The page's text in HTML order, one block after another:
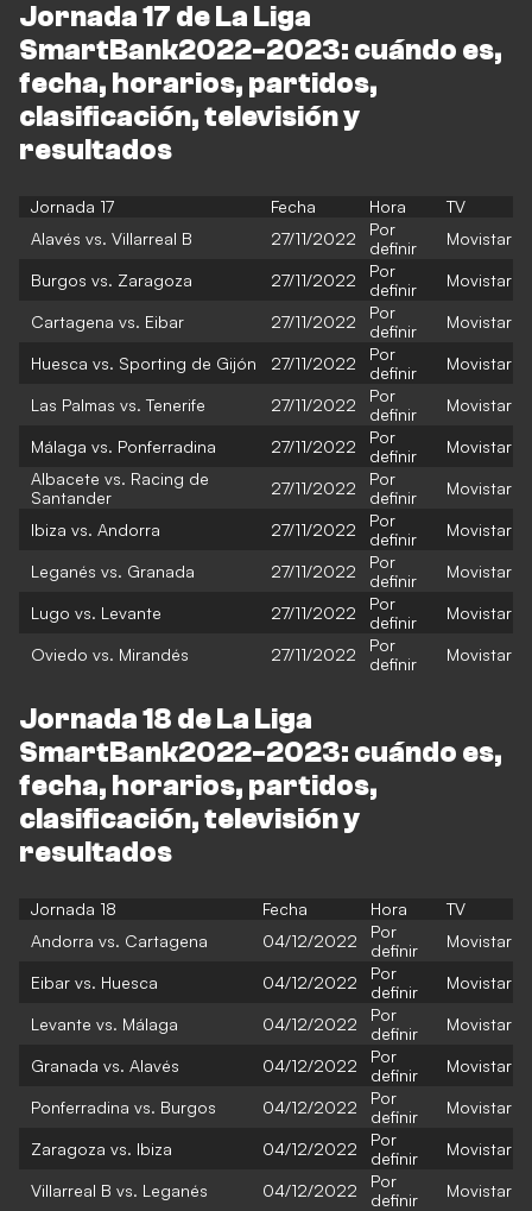
Jornada 17 de La Liga
SmartBank2022-2023: cuándo es,
fecha, horarios, partidos,
clasificación, televisión y
resultados
Jornada 17 Fecha Hora
TV
Alavés vs. Villarreal B
27/11/2022
Por
definir
Movistar
Burgos vs. Zaragoza 27/11/2022
Por
definir
Movistar
Cartagena vs. Eibar 27/11/2022
Por
definir
Movistar
Huesca vs. Sporting de Gijón 27/11/2022
Por
definir
Movistar
Las Palmas vs. Tenerife 27/11/2022
Por
definir
Movistar
Málaga vs. Ponferradina 27/11/2022
Por
definir
Movistar
Albacete vs. Racing de
Santander
27/11/2022
Por
definir
Movistar
Ibiza vs. Andorra 27/11/2022
Por
definir
Movistar
Leganés vs. Granada 27/11/2022
Por
definir
Movistar
Lugo vs. Levante 27/11/2022
Por
definir
Movistar
Oviedo vs. Mirandés 27/11/2022
Por
definir
Movistar
Jornada 18 de La Liga
SmartBank2022-2023: cuándo es,
fecha, horarios, partidos,
clasificación, televisión y
resultados
Jornada 18 Fecha Hora
TV
Andorra vs. Cartagena
04/12/2022
Por
definir
Movistar
Eibar vs. Huesca 04/12/2022
Por
definir
Movistar
Levante vs. Málaga 04/12/2022
Por
definir
Movistar
Granada vs. Alavés 04/12/2022
Por
definir
Movistar
Ponferradina vs. Burgos 04/12/2022
Por
definir
Movistar
Zaragoza vs. Ibiza 04/12/2022
Por
definir
Movistar
Villarreal B vs. Leganés 04/12/2022
Por
definir
Movistar